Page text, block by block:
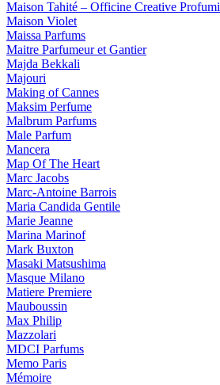
Maison Tahité – Officine Creative Profumi
Maison Violet
Maissa Parfums
Maitre Parfumeur et Gantier
Majda Bekkali
Majouri
Making of Cannes
Maksim Perfume
Malbrum Parfums
Male Parfum
Mancera
Map Of The Heart
Marc Jacobs
Marc-Antoine Barrois
Maria Candida Gentile
Marie Jeanne
Marina Marinof
Mark Buxton
Masaki Matsushima
Masque Milano
Matiere Premiere
Mauboussin
Max Philip
Mazzolari
MDCI Parfums
Memo Paris
Mémoire